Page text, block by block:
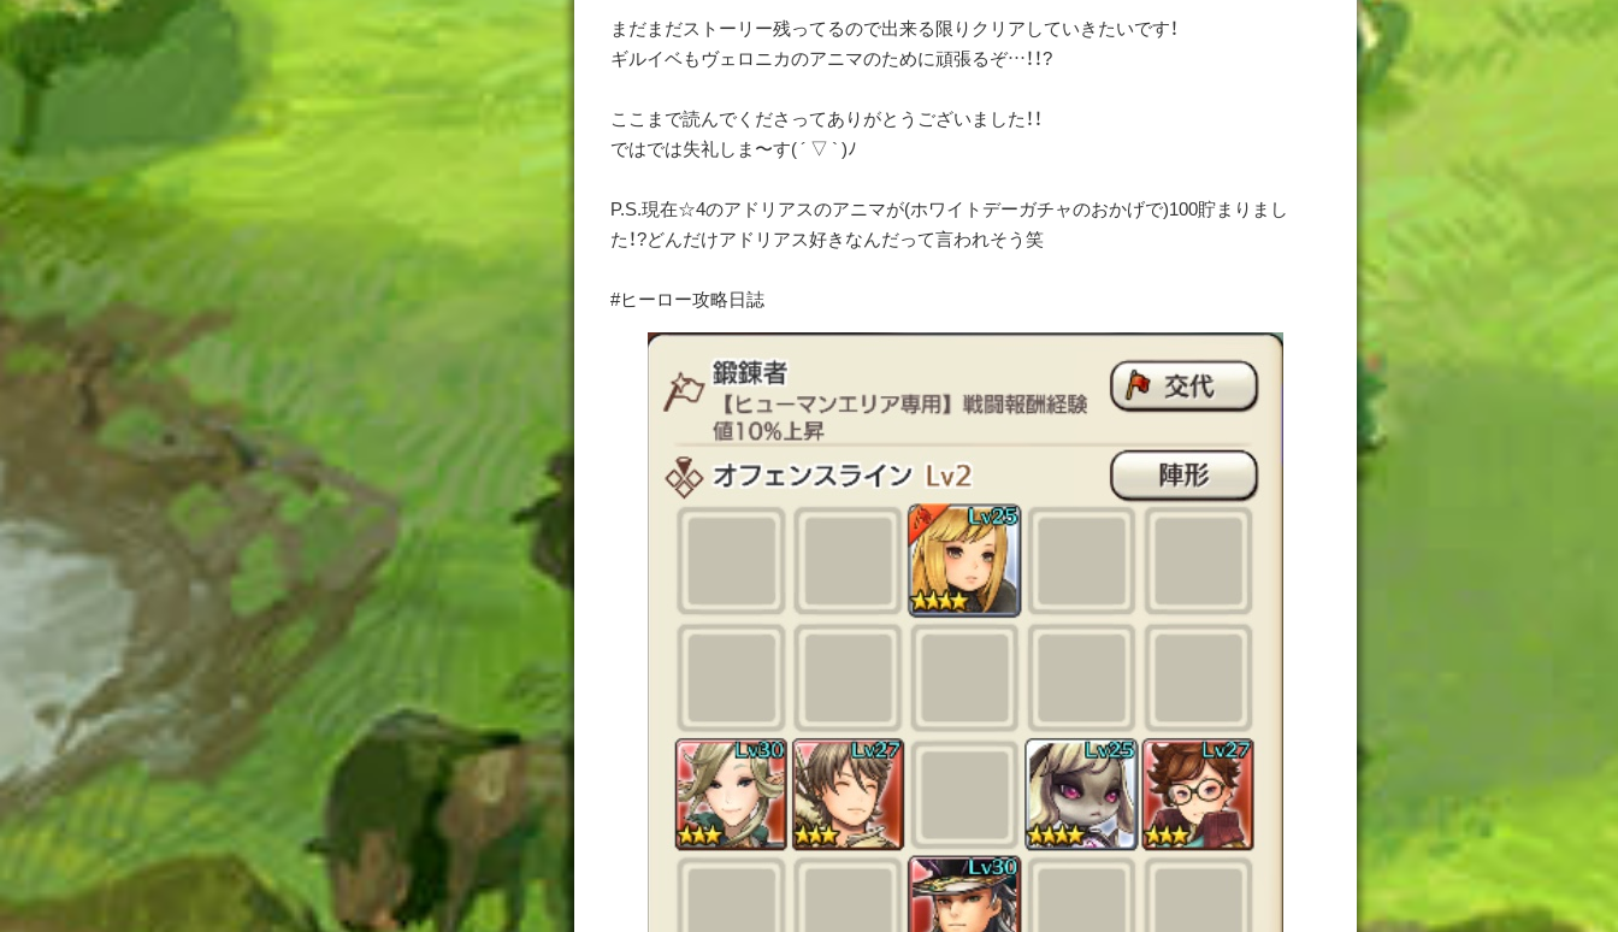
まだまだストーリー残ってるので出来る限りクリアしていきたいです！
ギルイベもヴェロニカのアニマのために頑張るぞ…！！?
ここまで読んでくださってありがとうございました！！
ではでは失礼しま〜す( ´ ▽ ` )ﾉ
P.S.現在☆4のアドリアスのアニマが(ホワイトデーガチャのおかげで)100貯まりまし
た！?どんだけアドリアス好きなんだって言われそう笑
#ヒーロー攻略日誌